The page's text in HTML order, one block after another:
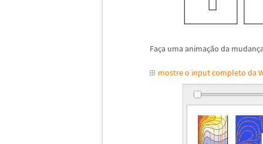
Faça uma animação da mudanç
mostre o input completo da